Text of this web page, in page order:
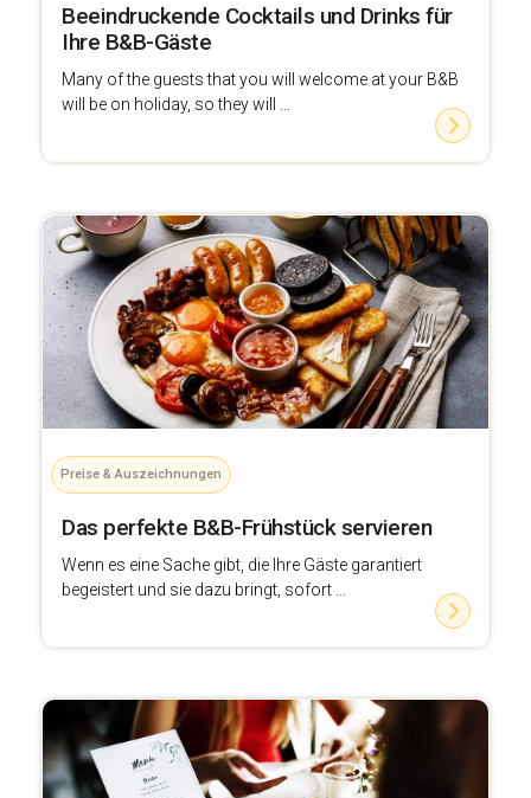
Beeindruckende Cocktails und Drinks für
Ihre B&B-Gäste
Many of the guests that you will welcome at your B&B
will be on holiday, so they will ...
Preise & Auszeichnungen
Das perfekte B&B-Frühstück servieren
Wenn es eine Sache gibt, die Ihre Gäste garantiert
begeistert und sie dazu bringt, sofort ...